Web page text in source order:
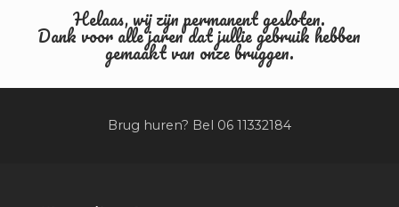
Helaas, wij zijn permanent gesloten.
Dank voor alle jaren dat jullie gebruik hebben
gemaakt van onze bruggen.
Brug huren? Bel 06 11332184